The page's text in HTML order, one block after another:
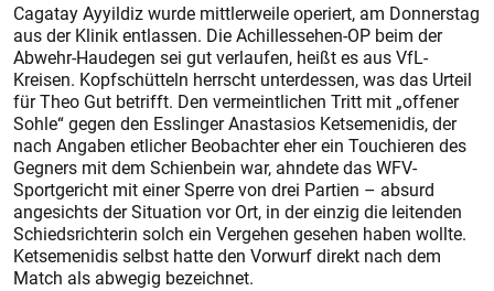
Cagatay Ayyildiz wurde mittlerweile operiert, am Donnerstag
aus der Klinik entlassen. Die Achillessehen-OP beim der
Abwehr-Haudegen sei gut verlaufen, heißt es aus VfL-
Kreisen. Kopfschütteln herrscht unterdessen, was das Urteil
für Theo Gut betrifft. Den vermeintlichen Tritt mit „offener
Sohle“ gegen den Esslinger Anastasios Ketsemenidis, der
nach Angaben etlicher Beobachter eher ein Touchieren des
Gegners mit dem Schienbein war, ahndete das WFV-
Sportgericht mit einer Sperre von drei Partien – absurd
angesichts der Situation vor Ort, in der einzig die leitenden
Schiedsrichterin solch ein Vergehen gesehen haben wollte.
Ketsemenidis selbst hatte den Vorwurf direkt nach dem
Match als abwegig bezeichnet.